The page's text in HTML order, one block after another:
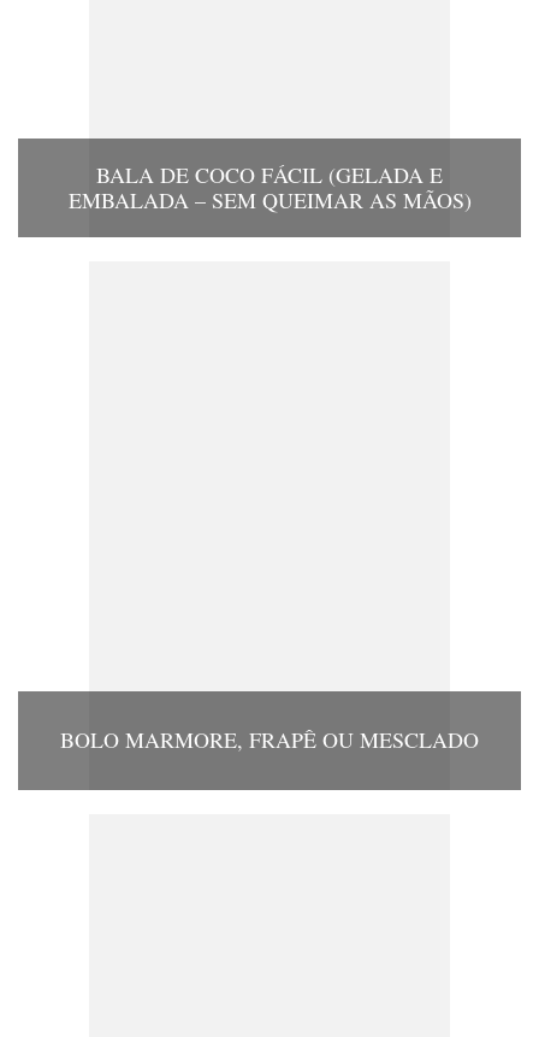
BALA DE COCO FÁCIL (GELADA E
EMBALADA – SEM QUEIMAR AS MÃOS)
BOLO MARMORE, FRAPÊ OU MESCLADO